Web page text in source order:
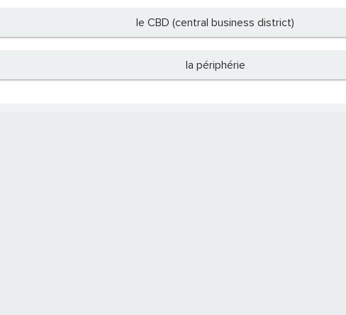
le CBD (central business district)
la périphérie